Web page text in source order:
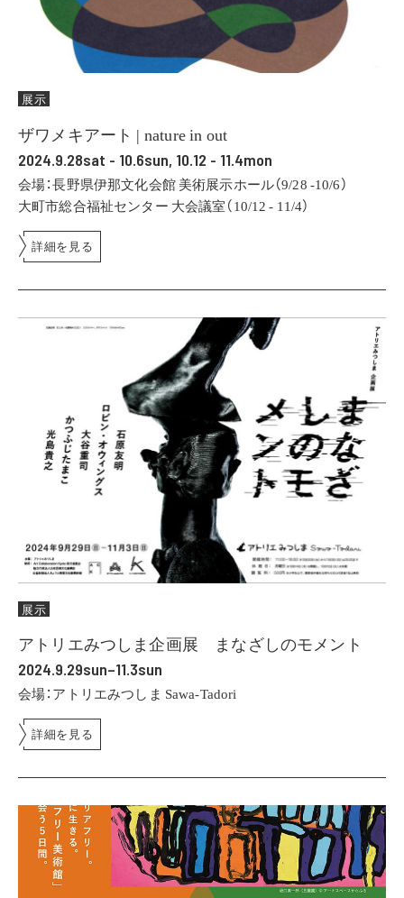
展示
ザワメキアート | nature in out
2024.9.28sat - 10.6sun, 10.12 - 11.4mon
会場：長野県伊那文化会館 美術展示ホール（9/28 -10/6）
大町市総合福祉センター 大会議室（10/12 - 11/4）
詳細を見る
展示
アトリエみつしま企画展 まなざしのモメント
2024.9.29sun–11.3sun
会場：アトリエみつしま Sawa-Tadori
詳細を見る